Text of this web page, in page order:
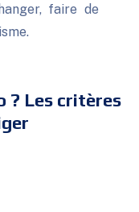
faire de
? Les critères